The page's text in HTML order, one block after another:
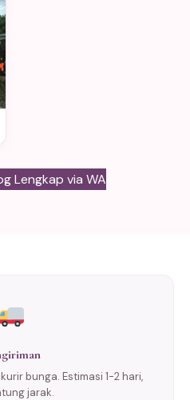
Lengkap via WA
bunga. Estimasi 1-2 hari,
jarak.